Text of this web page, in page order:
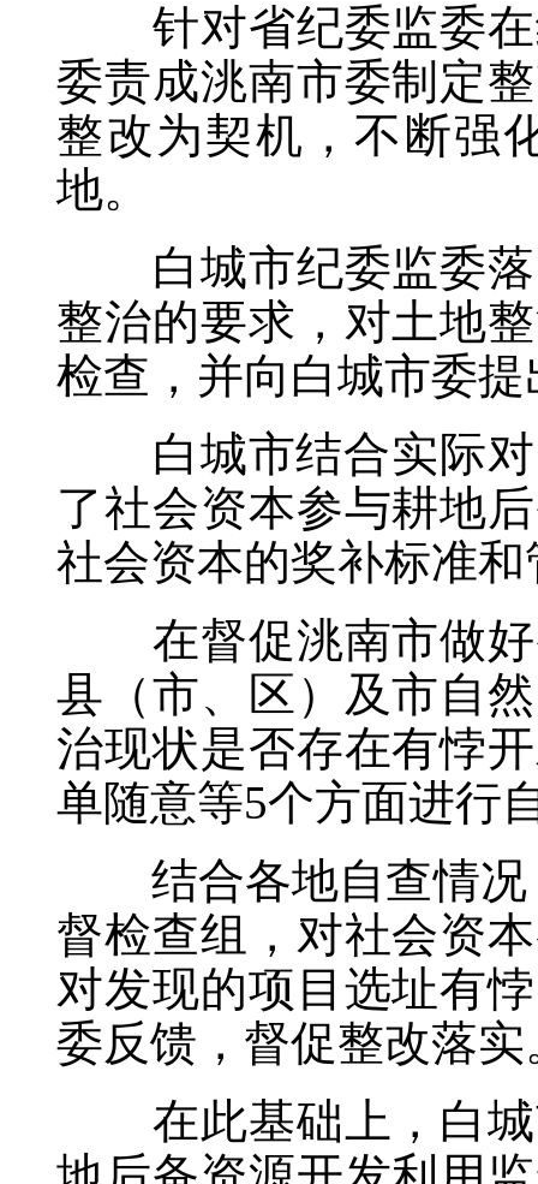
针对省纪委监委在
委责成洮南市委制定
整改为契机，不断强
地。
白城市纪委监委落
整治的要求，对土地
检查，并向白城市委
白城市结合实际对
了社会资本参与耕地
社会资本的奖补标准
在督促洮南市做好
县（市、区）及市自
治现状是否存在有悖
单随意等5个方面进行
结合各地自查情况
督检查组，对社会资
对发现的项目选址有
委反馈，督促整改落实
在此基础上，白城